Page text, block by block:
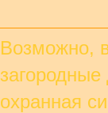
Возможно,
охранная